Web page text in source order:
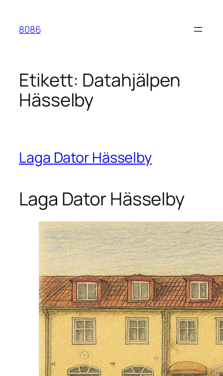
innehåll
8086
Etikett: Datahjälpen
Hässelby
Laga Dator Hässelby
Laga Dator Hässelby